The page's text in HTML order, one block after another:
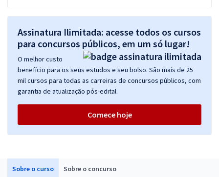
Sobre o curso Sobre o concurso
Assinatura Ilimitada: acesse todos os cursos
para concursos públicos, em um só lugar!
O melhor custo
benefício para os seus estudos e seu bolso. São mais de 25
mil cursos para todas as carreiras de concursos públicos, com
garantia de atualização pós-edital.
Comece hoje